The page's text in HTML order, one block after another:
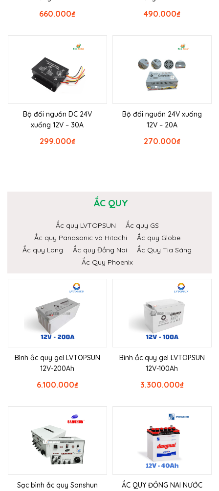
₫
660.000 ₫
490.000
Bộ đổi nguồn DC 24V
xuống 12V – 30A
₫
299.000
Bộ đổi nguồn 24V xuống
12V – 20A
₫
270.000
ẮC QUY
Ắc quy LVTOPSUN
Ắc quy GS
Ắc quy Panasonic và Hitachi
Ắc quy Globe
Ắc quy Long
Ắc quy Đồng Nai
Ắc Quy Tia Sáng
Ắc Quy Phoenix
Bình ắc quy gel LVTOPSUN
12V-200Ah
₫
6.100.000
Bình ắc quy gel LVTOPSUN
12V-100Ah
₫
3.300.000
Sạc bình ắc quy Sanshun
ẮC QUY ĐỒNG NAI NƯỚC